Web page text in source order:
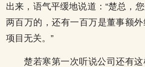
出来，语气平缓地说道：“楚总，
两百万的，还有一百万是董事额
项目无关。”
楚若寒第一次听说公司还有